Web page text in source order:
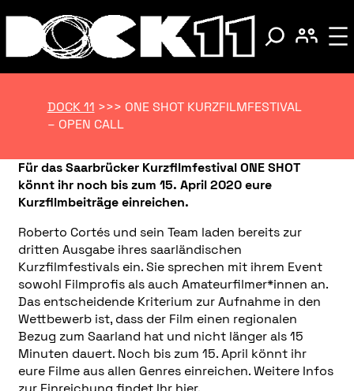
DOCK 11 >>> ONE SHOT KURZFILMFESTIVAL
– OPEN CALL
Für das Saarbrücker Kurzfilmfestival ONE SHOT
könnt ihr noch bis zum 15. April 2020 eure
Kurzfilmbeiträge einreichen.
Roberto Cortés und sein Team laden bereits zur
dritten Ausgabe ihres saarländischen
Kurzfilmfestivals ein. Sie sprechen mit ihrem Event
sowohl Filmprofis als auch Amateurfilmer*innen an.
Das entscheidende Kriterium zur Aufnahme in den
Wettbewerb ist, dass der Film einen regionalen
Bezug zum Saarland hat und nicht länger als 15
Minuten dauert. Noch bis zum 15. April könnt ihr
eure Filme aus allen Genres einreichen. Weitere Infos